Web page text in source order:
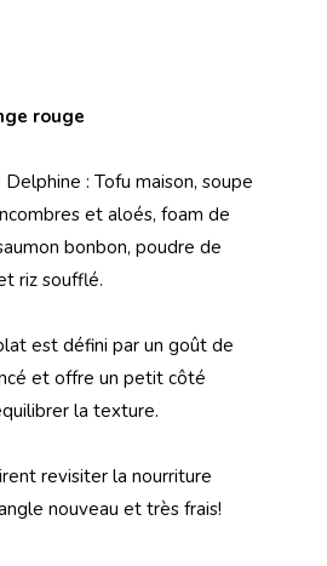
rouge
Delphine : Tofu maison, soupe
et aloés, foam de
bonbon, poudre de
riz soufflé.
est défini par un goût de
et offre un petit côté
la texture.
revisiter la nourriture
nouveau et très frais!